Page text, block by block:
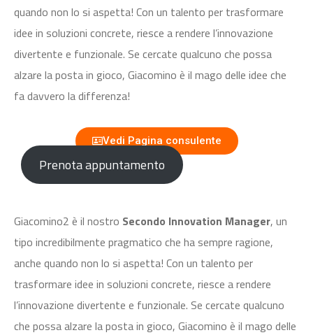
quando non lo si aspetta! Con un talento per trasformare
idee in soluzioni concrete, riesce a rendere l’innovazione
divertente e funzionale. Se cercate qualcuno che possa
alzare la posta in gioco, Giacomino è il mago delle idee che
fa davvero la differenza!
Vedi Pagina consulente
Prenota appuntamento
Giacomino2 è il nostro Secondo Innovation Manager, un
tipo incredibilmente pragmatico che ha sempre ragione,
anche quando non lo si aspetta! Con un talento per
trasformare idee in soluzioni concrete, riesce a rendere
l’innovazione divertente e funzionale. Se cercate qualcuno
che possa alzare la posta in gioco, Giacomino è il mago delle